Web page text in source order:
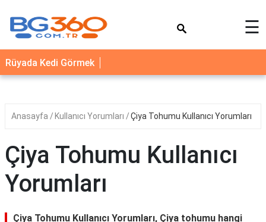
YEMEK
TARİFLERİ
SAĞLIK
İLETİŞİM
☰
Rüyada Kedi Görmek
Anasayfa Kullanıcı Yorumları Çiya Tohumu Kullanıcı Yorumları
Çiya Tohumu Kullanıcı
Yorumları
Çiya Tohumu Kullanıcı Yorumları, Çiya tohumu hangi